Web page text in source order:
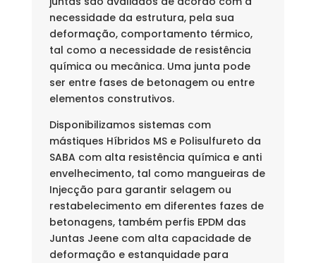
necessidade da estrutura, pela sua
deformação, comportamento térmico,
tal como a necessidade de resistência
química ou mecânica. Uma junta pode
ser entre fases de betonagem ou entre
elementos construtivos.
Disponibilizamos sistemas com
mástiques Híbridos MS e Polisulfureto da
SABA com alta resistência química e anti
envelhecimento, tal como mangueiras de
Injecção para garantir selagem ou
restabelecimento em diferentes fazes de
betonagens, também perfis EPDM das
Juntas Jeene com alta capacidade de
deformação e estanquidade para